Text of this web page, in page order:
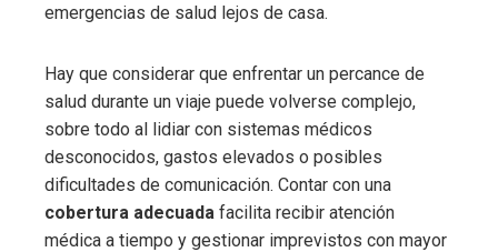
emergencias de salud lejos de casa.
Hay que considerar que enfrentar un percance de
salud durante un viaje puede volverse complejo,
sobre todo al lidiar con sistemas médicos
desconocidos, gastos elevados o posibles
dificultades de comunicación. Contar con una
cobertura adecuada facilita recibir atención
médica a tiempo y gestionar imprevistos con mayor